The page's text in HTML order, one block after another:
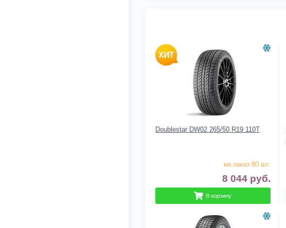
Doublestar DW02 265/50 R19 110T
на заказ 80 шт.
8 044 руб.
В корзину